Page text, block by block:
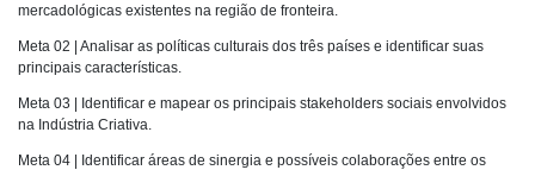
mercadológicas existentes na região de fronteira.
Meta 02 | Analisar as políticas culturais dos três países e identificar suas
principais características.
Meta 03 | Identificar e mapear os principais stakeholders sociais envolvidos
na Indústria Criativa.
Meta 04 | Identificar áreas de sinergia e possíveis colaborações entre os